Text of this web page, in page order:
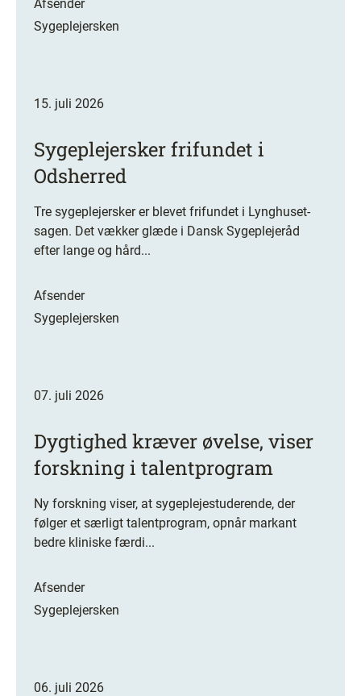
Afsender
Sygeplejersken
15. juli 2026
Sygeplejersker frifundet i
Odsherred
Tre sygeplejersker er blevet frifundet i Lynghuset-
sagen. Det vækker glæde i Dansk Sygeplejeråd
efter lange og hård...
Afsender
Sygeplejersken
07. juli 2026
Dygtighed kræver øvelse, viser
forskning i talentprogram
Ny forskning viser, at sygeplejestuderende, der
følger et særligt talentprogram, opnår markant
bedre kliniske færdi...
Afsender
Sygeplejersken
06. juli 2026